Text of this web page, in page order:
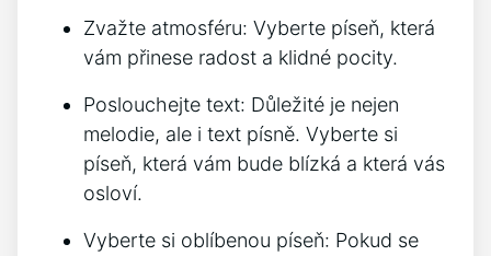
Zvažte atmosféru: Vyberte píseň, která
vám ‌přinese⁢ radost a klidné pocity.
Poslouchejte text: ⁤Důležité je nejen
melodie,⁣ ale i⁤ text písně. ⁣Vyberte si
píseň, která vám bude blízká a⁤ která vás
osloví.
Vyberte si oblíbenou píseň: Pokud se